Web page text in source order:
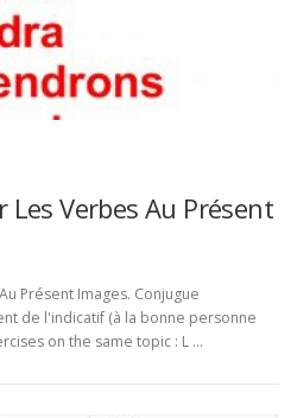
Verbes Au Présent
Présent Images. Conjugue
de l'indicatif (à la bonne personne
on the same topic : L …